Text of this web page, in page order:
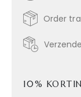
Order
10%